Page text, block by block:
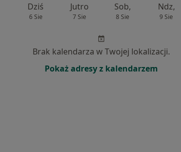
Dziś
6 Sie
Jutro
7 Sie
Sob,
8 Sie
Ndz,
9 Sie
Brak kalendarza w Twojej lokalizacji.
Pokaż adresy z kalendarzem